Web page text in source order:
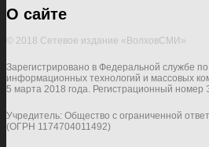
О сайте
© 2018 Сетевое издание «ВолховСМИ»
Зарегистрировано в Федеральной службе
информационных технологий и массовых
5 марта 2018 года. Регистрационный
Учредитель: Общество с ограниченной
(ОГРН 1174704011492)